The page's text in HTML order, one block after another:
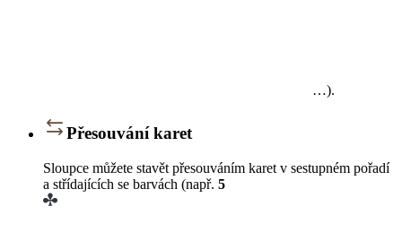
…).
Přesouvání karet
Sloupce můžete stavět přesouváním karet v sestupném pořadí
a střídajících se barvách (např. 5